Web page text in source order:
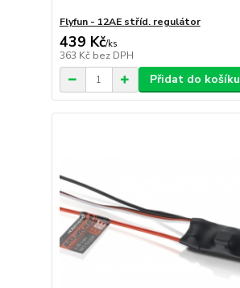
Flyfun - 12AE stříd. regulátor
439 Kč/ks
363 Kč bez DPH
Přidat do košíku